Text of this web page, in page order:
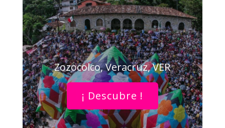
Zozocolco, Veracruz, VER
¡ Descubre !